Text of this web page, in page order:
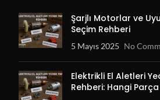
Şarjlı Motorlar ve
Seçim Rehberi
5 Mayıs 2025 No
Elektrikli El Aletleri
Rehberi: Hangi